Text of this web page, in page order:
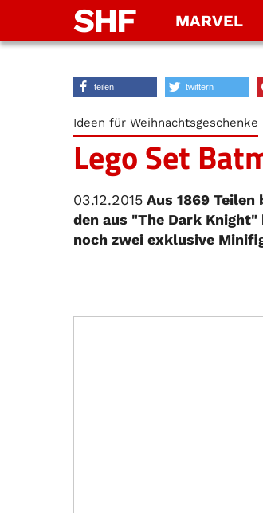
SHF MARVEL
teilen twittern
Ideen für Weihnachtsgeschenke
Lego Set
03.12.2015 Aus 1869
den aus "The Dark
noch zwei exklusive